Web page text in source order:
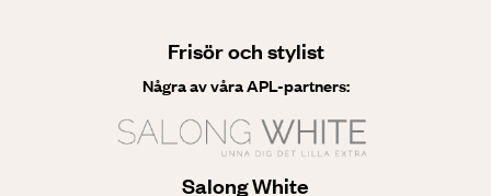
Frisör och stylist
Några av våra APL-partners:
Salong White